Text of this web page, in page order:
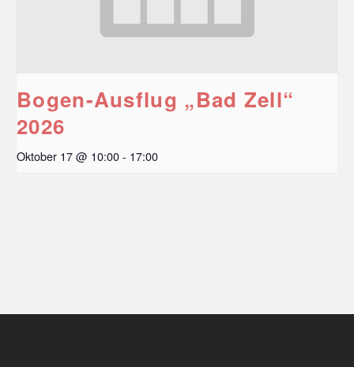
Bogen-Ausflug „Bad Zell“
2026
Oktober 17 @ 10:00- 17:00